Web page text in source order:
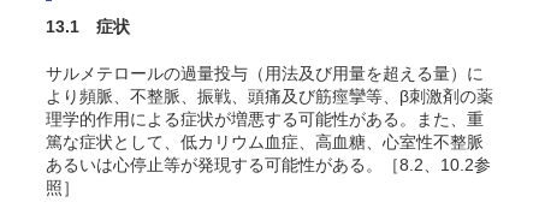
13.1 症状
サルメテロールの過量投与（用法及び用量を超える量）に
より頻脈、不整脈、振戦、頭痛及び筋痙攣等、β刺激剤の薬
理学的作用による症状が増悪する可能性がある。また、重
篤な症状として、低カリウム血症、高血糖、心室性不整脈
あるいは心停止等が発現する可能性がある。［8.2、10.2参
照］